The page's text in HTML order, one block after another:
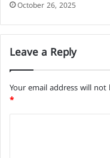
October 26, 2025
Leave a Reply
Your email address will not
*